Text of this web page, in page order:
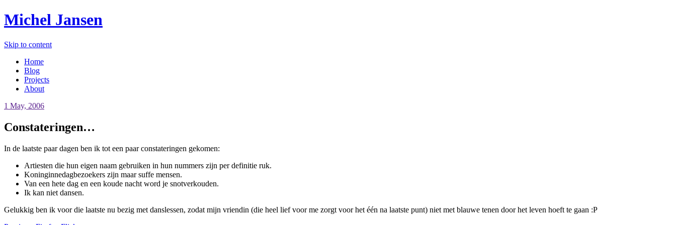
Michel Jansen
Skip to content
Home
Blog
Projects
About
1 May, 2006
Constateringen…
In de laatste paar dagen ben ik tot een paar constateringen gekomen:
Artiesten die hun eigen naam gebruiken in hun nummers zijn per definitie ruk.
Koninginnedagbezoekers zijn maar suffe mensen.
Van een hete dag en een koude nacht word je snotverkouden.
Ik kan niet dansen.
Gelukkig ben ik voor die laatste nu bezig met danslessen, zodat mijn vriendin (die heel lief voor me zorgt voor het één na laatste punt) niet met blauwe tenen door het leven hoeft te gaan :P